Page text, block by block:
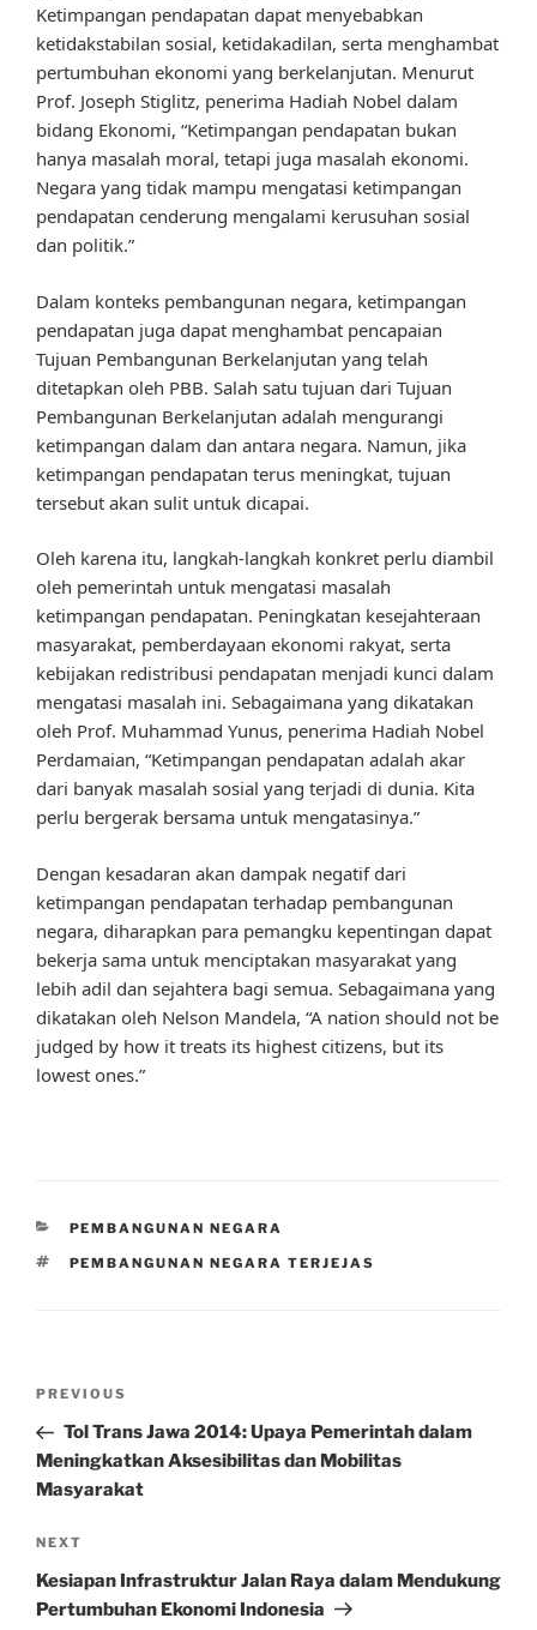
Ketimpangan pendapatan dapat menyebabkan
ketidakstabilan sosial, ketidakadilan, serta menghambat
pertumbuhan ekonomi yang berkelanjutan. Menurut
Prof. Joseph Stiglitz, penerima Hadiah Nobel dalam
bidang Ekonomi, “Ketimpangan pendapatan bukan
hanya masalah moral, tetapi juga masalah ekonomi.
Negara yang tidak mampu mengatasi ketimpangan
pendapatan cenderung mengalami kerusuhan sosial
dan politik.”
Dalam konteks pembangunan negara, ketimpangan
pendapatan juga dapat menghambat pencapaian
Tujuan Pembangunan Berkelanjutan yang telah
ditetapkan oleh PBB. Salah satu tujuan dari Tujuan
Pembangunan Berkelanjutan adalah mengurangi
ketimpangan dalam dan antara negara. Namun, jika
ketimpangan pendapatan terus meningkat, tujuan
tersebut akan sulit untuk dicapai.
Oleh karena itu, langkah-langkah konkret perlu diambil
oleh pemerintah untuk mengatasi masalah
ketimpangan pendapatan. Peningkatan kesejahteraan
masyarakat, pemberdayaan ekonomi rakyat, serta
kebijakan redistribusi pendapatan menjadi kunci dalam
mengatasi masalah ini. Sebagaimana yang dikatakan
oleh Prof. Muhammad Yunus, penerima Hadiah Nobel
Perdamaian, “Ketimpangan pendapatan adalah akar
dari banyak masalah sosial yang terjadi di dunia. Kita
perlu bergerak bersama untuk mengatasinya.”
Dengan kesadaran akan dampak negatif dari
ketimpangan pendapatan terhadap pembangunan
negara, diharapkan para pemangku kepentingan dapat
bekerja sama untuk menciptakan masyarakat yang
lebih adil dan sejahtera bagi semua. Sebagaimana yang
dikatakan oleh Nelson Mandela, “A nation should not be
judged by how it treats its highest citizens, but its
lowest ones.”
CATEGORIES
PEMBANGUNAN NEGARA
TAGS
PEMBANGUNAN NEGARA TERJEJAS
Previous
Post
PREVIOUS
Tol Trans Jawa 2014: Upaya Pemerintah dalam
Meningkatkan Aksesibilitas dan Mobilitas
Masyarakat
Next
Post
NEXT
Kesiapan Infrastruktur Jalan Raya dalam Mendukung
Pertumbuhan Ekonomi Indonesia